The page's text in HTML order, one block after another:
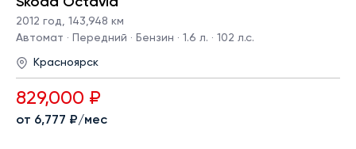
2012 год, 143,948 км
Автомат · Передний · Бензин · 1.6 л. · 102 л.с.
Красноярск
829,000 ₽
от 6,777 ₽/мес